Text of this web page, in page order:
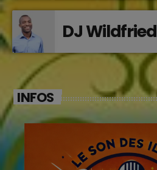
DJ Wildfried
INFOS